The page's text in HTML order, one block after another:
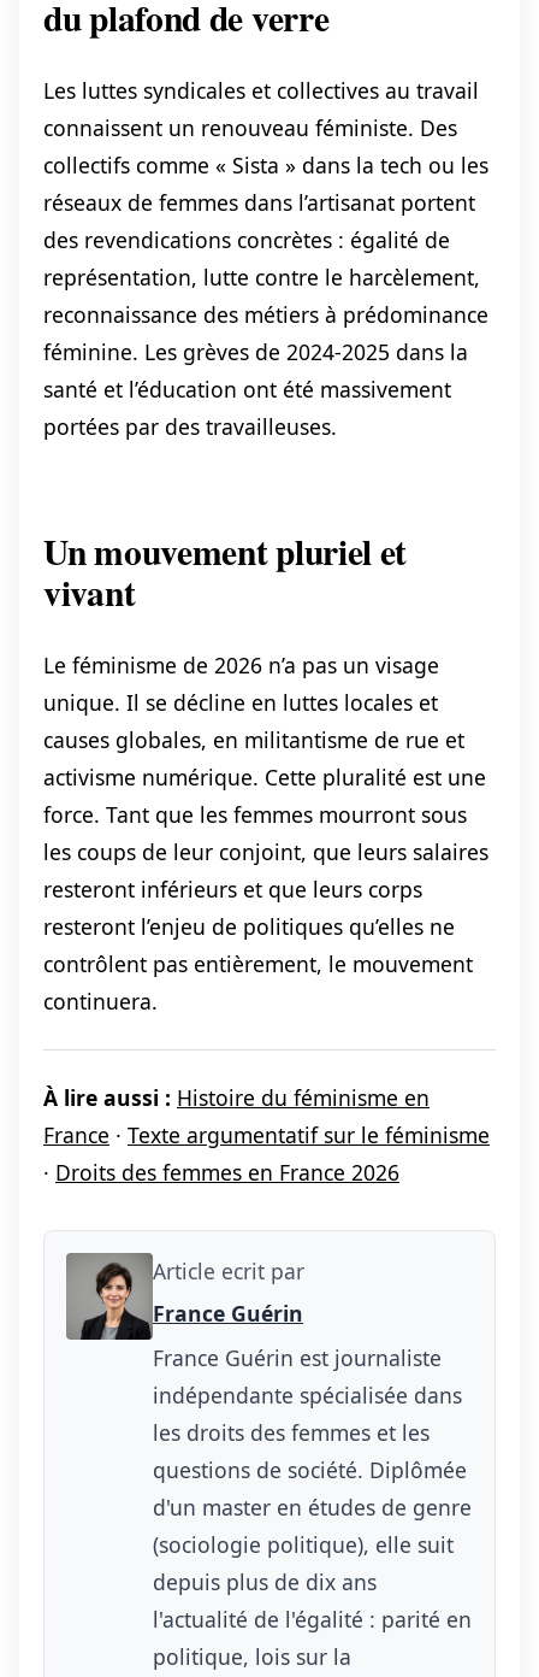
du plafond de verre
Les luttes syndicales et collectives au travail
connaissent un renouveau féministe. Des
collectifs comme « Sista » dans la tech ou les
réseaux de femmes dans l’artisanat portent
des revendications concrètes : égalité de
représentation, lutte contre le harcèlement,
reconnaissance des métiers à prédominance
féminine. Les grèves de 2024-2025 dans la
santé et l’éducation ont été massivement
portées par des travailleuses.
Un mouvement pluriel et
vivant
Le féminisme de 2026 n’a pas un visage
unique. Il se décline en luttes locales et
causes globales, en militantisme de rue et
activisme numérique. Cette pluralité est une
force. Tant que les femmes mourront sous
les coups de leur conjoint, que leurs salaires
resteront inférieurs et que leurs corps
resteront l’enjeu de politiques qu’elles ne
contrôlent pas entièrement, le mouvement
continuera.
À lire aussi : Histoire du féminisme en
France · Texte argumentatif sur le féminisme
· Droits des femmes en France 2026
Article ecrit par
France Guérin
France Guérin est journaliste
indépendante spécialisée dans
les droits des femmes et les
questions de société. Diplômée
d'un master en études de genre
(sociologie politique), elle suit
depuis plus de dix ans
l'actualité de l'égalité : parité en
politique, lois sur la